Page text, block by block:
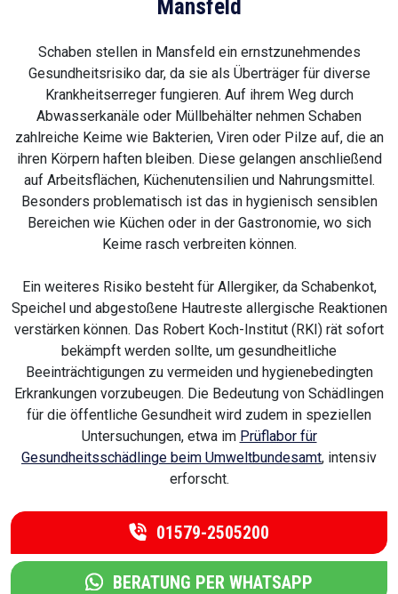
Mansfeld
Schaben stellen in Mansfeld ein ernstzunehmendes
Gesundheitsrisiko dar, da sie als Überträger für diverse
Krankheitserreger fungieren. Auf ihrem Weg durch
Abwasserkanäle oder Müllbehälter nehmen Schaben
zahlreiche Keime wie Bakterien, Viren oder Pilze auf, die an
ihren Körpern haften bleiben. Diese gelangen anschließend
auf Arbeitsflächen, Küchenutensilien und Nahrungsmittel.
Besonders problematisch ist das in hygienisch sensiblen
Bereichen wie Küchen oder in der Gastronomie, wo sich
Keime rasch verbreiten können.
Ein weiteres Risiko besteht für Allergiker, da Schabenkot,
Speichel und abgestoßene Hautreste allergische Reaktionen
verstärken können. Das Robert Koch-Institut (RKI) rät sofort
bekämpft werden sollte, um gesundheitliche
Beeinträchtigungen zu vermeiden und hygienebedingten
Erkrankungen vorzubeugen. Die Bedeutung von Schädlingen
für die öffentliche Gesundheit wird zudem in speziellen
Untersuchungen, etwa im Prüflabor für
Gesundheitsschädlinge beim Umweltbundesamt, intensiv
erforscht.
01579-2505200
BERATUNG PER WHATSAPP